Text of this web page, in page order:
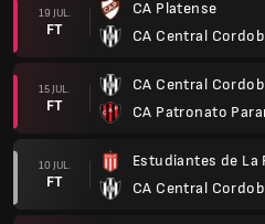
19 JUL.
FT
CA Platense
CA Central
15 JUL.
FT
CA Central
CA Patronato
10 JUL.
FT
Estudiantes de La
CA Central